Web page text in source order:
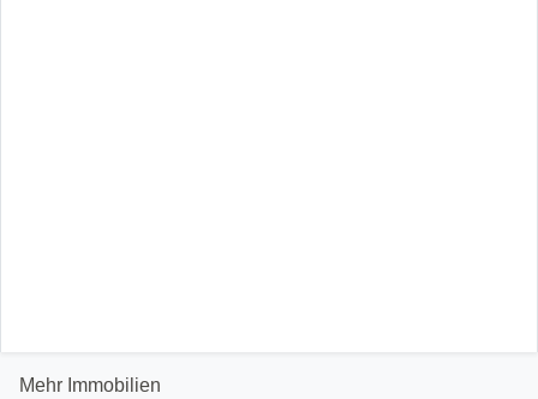
Mehr Immobilien